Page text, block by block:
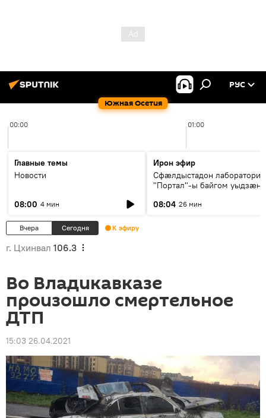
Южная Осетия
РУС
00:00 01:00
Главные темы
Новости
08:00 4 мин
Ирон эфир
Сфæлдыстадон лаборатори
"Портал"-ы байгом уыдзæн
Æхсары куыстыты равдыст
08:04 26 мин
Вчера Сегодня К эфиру
г. Цхинвал 106.3
Во Владикавказе
произошло смертельное
ДТП
15:03 26.04.2021